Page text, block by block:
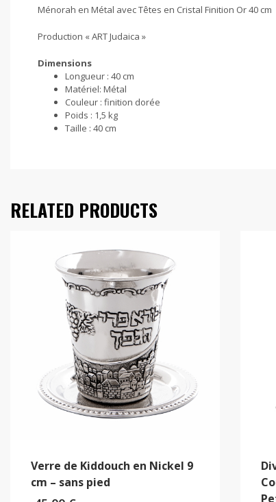
Ménorah en Métal avec Têtes en Cristal Finition Or 40 cm
Production « ART Judaica »
Dimensions
Longueur : 40 cm
Matériel: Métal
Couleur : finition dorée
Poids : 1,5 kg
Taille : 40 cm
RELATED PRODUCTS
Verre de Kiddouch en Nickel 9
cm – sans pied